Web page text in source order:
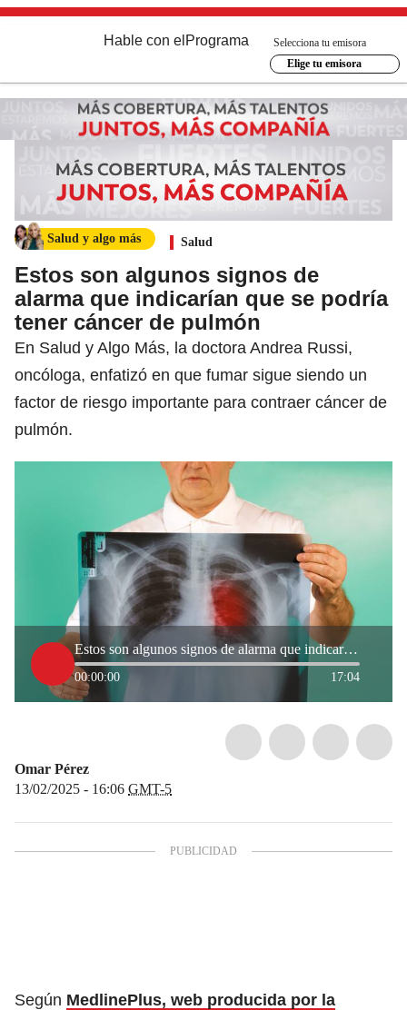
Hable con el Programa
Selecciona tu emisora
Elige tu emisora
Salud y algo más Salud
Estos son algunos signos de
alarma que indicarían que se podría
tener cáncer de pulmón
En Salud y Algo Más, la doctora Andrea Russi,
oncóloga, enfatizó en que fumar sigue siendo un
factor de riesgo importante para contraer cáncer de
pulmón.
Estos son algunos signos de alarma que indicarían que se podría tener cáncer de pulmón
00:00:00 17:04
Omar Pérez
13/02/2025 - 16:06 GMT-5
Según MedlinePlus, web producida por la